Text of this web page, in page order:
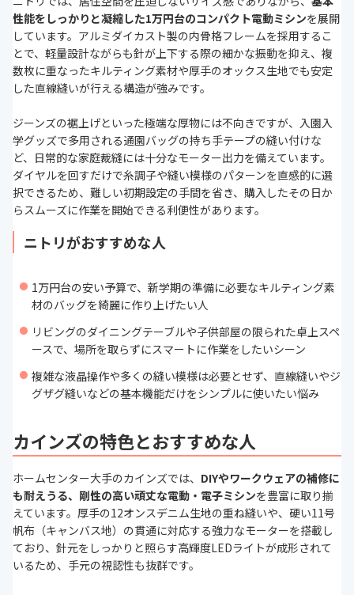
性能をしっかりと凝縮した1万円台のコンパクト電動ミシンを展開
しています。アルミダイカスト製の内骨格フレームを採用するこ
とで、軽量設計ながらも針が上下する際の細かな振動を抑え、複
数枚に重なったキルティング素材や厚手のオックス生地でも安定
した直線縫いが行える構造が強みです。
ジーンズの裾上げといった極端な厚物には不向きですが、入園入
学グッズで多用される通園バッグの持ち手テープの縫い付けな
ど、日常的な家庭裁縫には十分なモーター出力を備えています。
ダイヤルを回すだけで糸調子や縫い模様のパターンを直感的に選
択できるため、難しい初期設定の手間を省き、購入したその日か
らスムーズに作業を開始できる利便性があります。
ニトリがおすすめな人
1万円台の安い予算で、新学期の準備に必要なキルティング素
材のバッグを綺麗に作り上げたい人
リビングのダイニングテーブルや子供部屋の限られた卓上スペ
ースで、場所を取らずにスマートに作業をしたいシーン
複雑な液晶操作や多くの縫い模様は必要とせず、直線縫いやジ
グザグ縫いなどの基本機能だけをシンプルに使いたい悩み
カインズの特色とおすすめな人
ホームセンター大手のカインズでは、 DIYやワークウェアの補修に
も耐えうる、剛性の高い頑丈な電動・電子ミシンを豊富に取り揃
えています。厚手の12オンスデニム生地の重ね縫いや、硬い11号
帆布（キャンバス地）の貫通に対応する強力なモーターを搭載し
ており、針元をしっかりと照らす高輝度LEDライトが成形されて
いるため、手元の視認性も抜群です。